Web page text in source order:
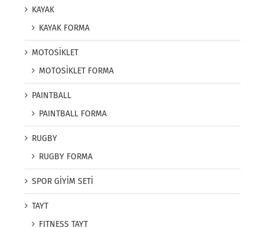
KAYAK
KAYAK FORMA
MOTOSİKLET
MOTOSİKLET FORMA
PAINTBALL
PAINTBALL FORMA
RUGBY
RUGBY FORMA
SPOR GİYİM SETİ
TAYT
FITNESS TAYT